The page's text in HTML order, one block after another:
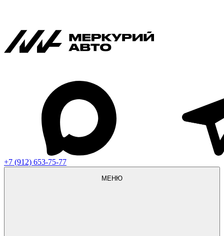
+7 (912) 653-75-77
МЕНЮ